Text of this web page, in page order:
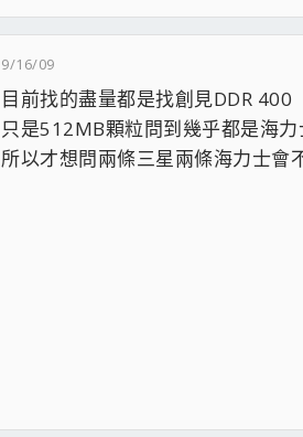
空冷巨無霸散熱器 變形金剛全國首次現身
利民U-120黑魔神大戰變形金剛
MSI 8600GT TWIN TURBO省錢.有效散熱改裝
9/16/09
目前找的盡量都是找創見DDR 400
只是512MB顆粒問到幾乎都是海力
所以才想問兩條三星兩條海力士會